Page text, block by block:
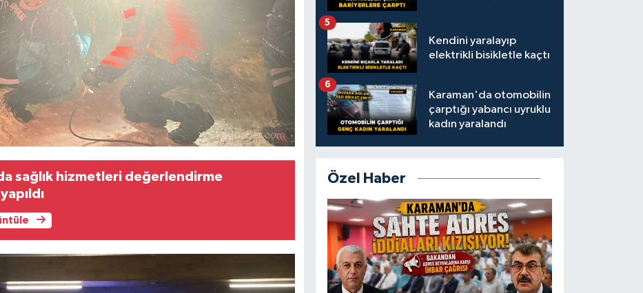
sağlık hizmetleri değerlendirme
Kendini yaralayıp
elektrikli bisikletle kaçtı
5
Karaman'da otomobilin
çarptığı yabancı uyruklu
kadın yaralandı
6
Özel Haber